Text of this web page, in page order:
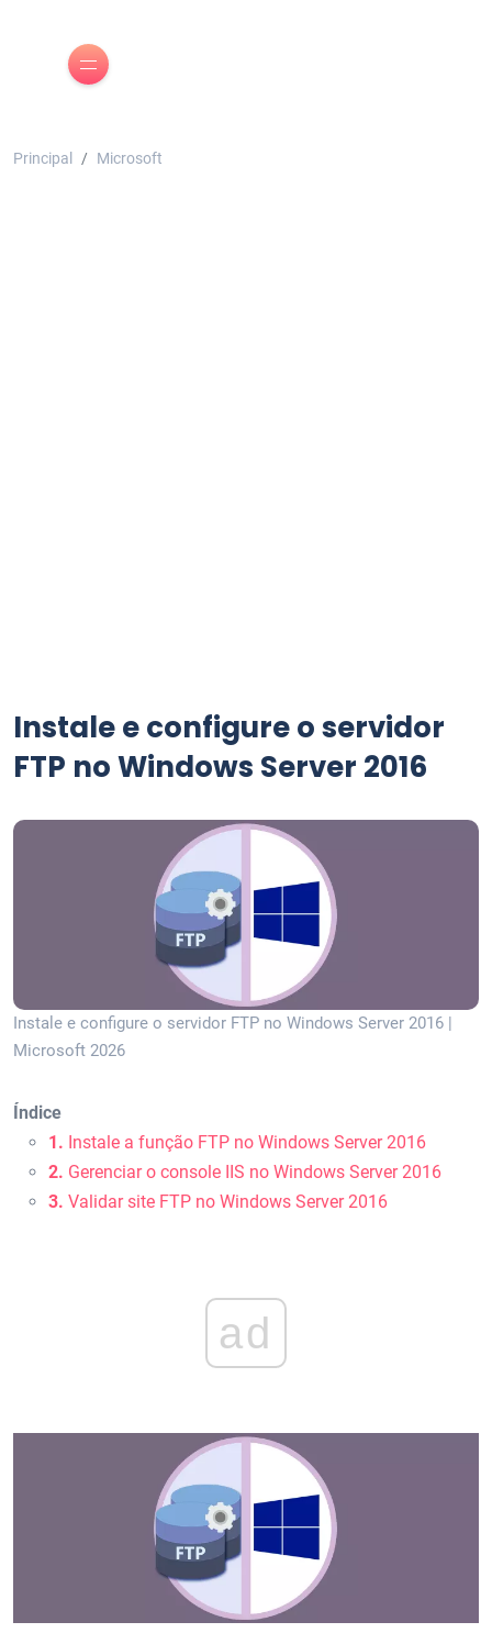
Principal Microsoft
Instale e configure o servidor
FTP no Windows Server 2016
Instale e configure o servidor FTP no Windows Server 2016 |
Microsoft 2026
Índice
1. Instale a função FTP no Windows Server 2016
2. Gerenciar o console IIS no Windows Server 2016
3. Validar site FTP no Windows Server 2016
ad